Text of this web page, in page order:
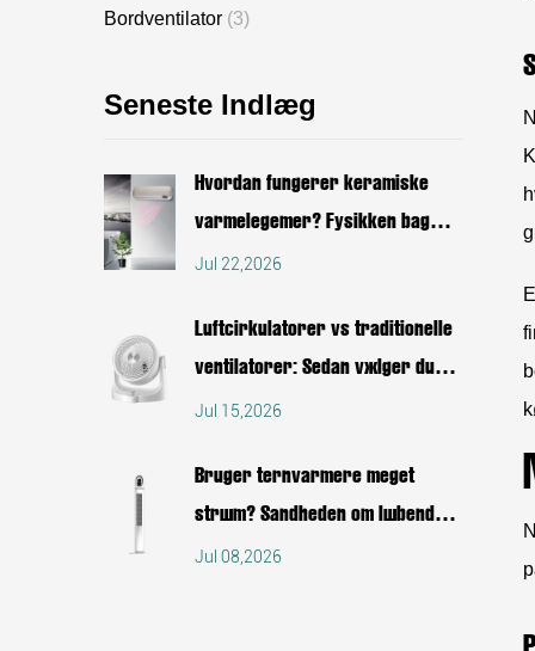
Bordventilator (3)
Seneste Indlæg
Hvordan fungerer keramiske
varmelegemer? Fysikken bag
konstante temperaturvarmere
Jul 22,2026
Luftcirkulatorer vs traditionelle
ventilatorer: Sådan vælger du
den rigtige
Jul 15,2026
Bruger tårnvarmere meget
strøm? Sandheden om løbende
omkostninger
Jul 08,2026